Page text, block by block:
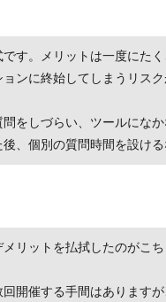
す。メリットは一度にた
ンに終始してしまうリスク
をしづらい、ツールにな
、個別の質問時間を設ける
メリットを払拭したのがこ
開催する手間はあります